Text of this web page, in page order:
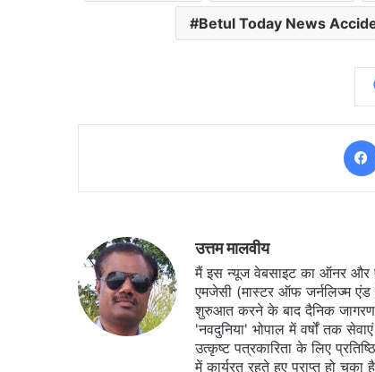
Betul Today News
उत्तम मालवीय
मैं इस न्यूज वेबसाइट का ऑनर और
एमजेसी (मास्टर ऑफ जर्नलिज्म
शुरुआत करने के बाद दैनिक जागरण
'नवदुनिया' भोपाल में वर्षों तक
उत्कृष्ट पत्रकारिता के लिए
में कार्यरत रहते हुए प्राप्त हो चुका